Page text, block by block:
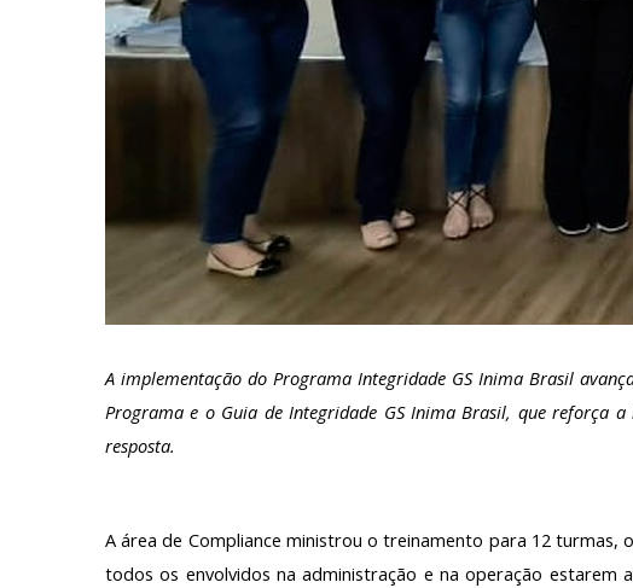
A implementação do Programa Integridade GS Inima Brasil
Programa e o Guia de Integridade GS Inima Brasil, que reforça
resposta.
A área de Compliance ministrou o treinamento para 12
todos os envolvidos na administração e na operação